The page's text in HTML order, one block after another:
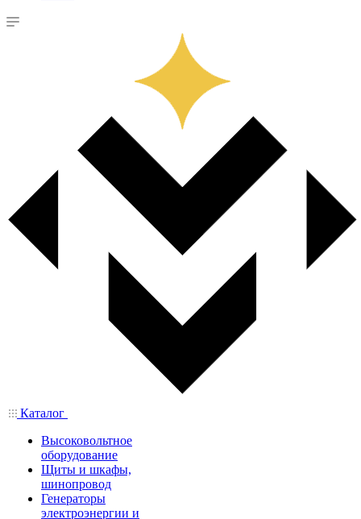
Каталог
Высоковольтное
оборудование
Щиты и шкафы,
шинопровод
Генераторы
электроэнергии и